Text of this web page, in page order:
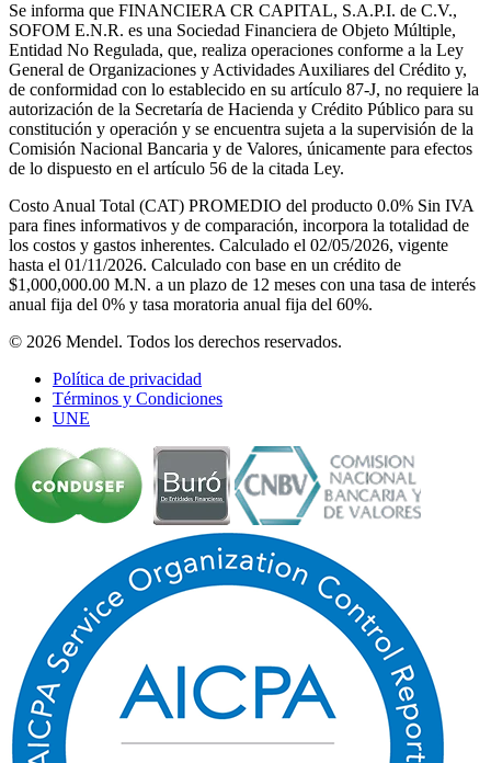
Se informa que FINANCIERA CR CAPITAL, S.A.P.I. de C.V.,
SOFOM E.N.R. es una Sociedad Financiera de Objeto Múltiple,
Entidad No Regulada, que, realiza operaciones conforme a la Ley
General de Organizaciones y Actividades Auxiliares del Crédito y,
de conformidad con lo establecido en su artículo 87-J, no requiere la
autorización de la Secretaría de Hacienda y Crédito Público para su
constitución y operación y se encuentra sujeta a la supervisión de la
Comisión Nacional Bancaria y de Valores, únicamente para efectos
de lo dispuesto en el artículo 56 de la citada Ley.
Costo Anual Total (CAT) PROMEDIO del producto 0.0% Sin IVA
para fines informativos y de comparación, incorpora la totalidad de
los costos y gastos inherentes. Calculado el 02/05/2026, vigente
hasta el 01/11/2026. Calculado con base en un crédito de
$1,000,000.00 M.N. a un plazo de 12 meses con una tasa de interés
anual fija del 0% y tasa moratoria anual fija del 60%.
© 2026 Mendel. Todos los derechos reservados.
Política de privacidad
Términos y Condiciones
UNE